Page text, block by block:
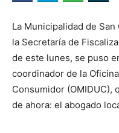
La Municipalidad de
la Secretaría de
de este lunes, se puso
coordinador de la
Consumidor (OMIDUC),
de ahora: el abogado